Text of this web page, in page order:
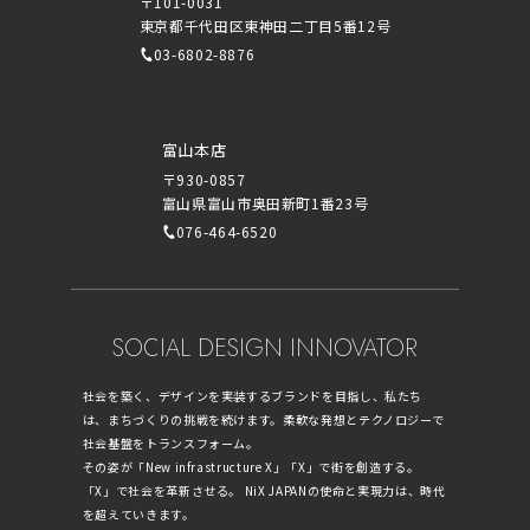
東京都千代田区東神田二丁目5番12号
03-6802-8876
富山本店
〒930-0857
富山県富山市奥田新町1番23号
076-464-6520
SOCIAL DESIGN INNOVATOR
社会を築く、デザインを実装するブランドを目指し、私たち
は、まちづくりの挑戦を続けます。柔軟な発想とテクノロジーで
社会基盤をトランスフォーム。
その姿が「New infrastructure X」「X」で街を創造する。
「X」で社会を革新させる。 NiX JAPANの使命と実現力は、時代
を超えていきます。